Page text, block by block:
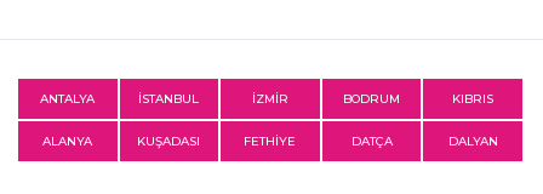
ANTALYA İSTANBUL İZMİR BODRUM KIBRIS
ALANYA KUŞADASI FETHİYE DATÇA DALYAN